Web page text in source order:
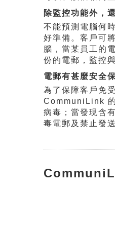
除監控功能外，
不能預測電腦何
好準備。客戶可
腦，當某員工的
份的電郵，監控
電郵有甚麼安全
為了保障客戶免
CommuniLink
病毒；當發現含
毒電郵及禁止發